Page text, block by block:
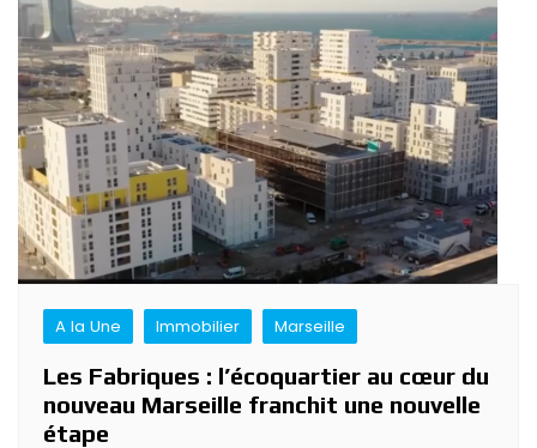
A la Une Immobilier Marseille
Les Fabriques : l’écoquartier au cœur du
nouveau Marseille franchit une nouvelle
étape